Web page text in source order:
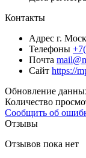
Контакты
Адрес г.
Телефоны
Почта
Сайт https://
Обновление
Количество
Сообщить об
Отзывы
Отзывов пока нет